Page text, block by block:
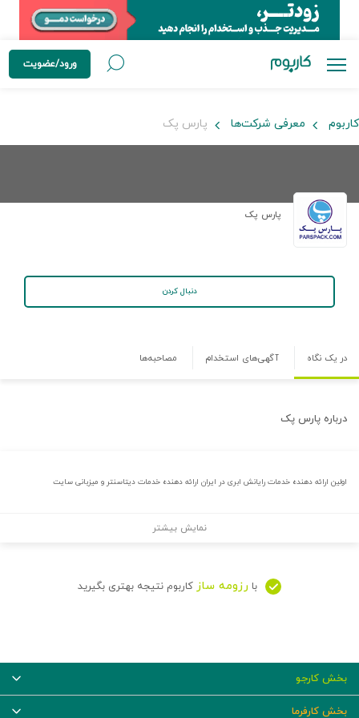
ورود/عضویت
کاربوم معرفی شرکت‌ها پارس پک
پارس پک
دنبال کردن
در یک نگاه آگهی‌های استخدام مصاحبه‌ها
درباره پارس پک
اولین ارائه دهنده خدمات رایانش ابری در ایران ارائه دهنده خدمات دیتاسنتر و میزبانی سایت
نمایش بیشتر
با رزومه ساز کاربوم نتیجه بهتری بگیرید
بخش کارجو
بخش کارفرما